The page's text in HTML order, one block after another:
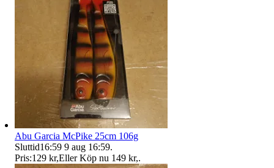
Abu Garcia McPike 25cm 106g
Sluttid16:59 9 aug 16:59.
Pris:129 kr,Eller Köp nu 149 kr,.